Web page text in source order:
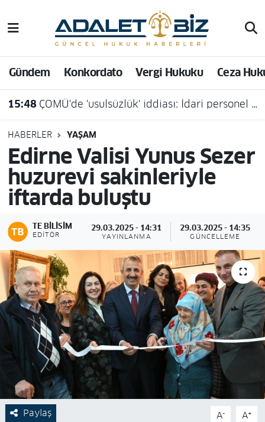
Gündem Konkordato Vergi Hukuku Ceza
15:48 ÇOMÜ'de 'usulsüzlük' iddiası: İdari personel açığa alındı
HABERLER YAŞAM
Edirne Valisi Yunus Sezer
huzurevi sakinleriyle
iftarda buluştu
TE BILISIM
EDITÖR
29.03.2025 - 14:31
YAYINLANMA
29.03.2025 - 14:35
GÜNCELLEME
Paylaş A- A+
Hava Durumu
Trafik Durumu
Süper Lig Puan Durumu ve Fikstür
Tüm Manşetler
Son Dakika Haberleri
Haber Arşivi